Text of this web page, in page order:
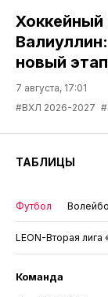
новый
7 августа, 17:01
#ВХЛ 2026-2027
ТАБЛИЦЫ
Футбол
LEON-Вторая лига
Команда